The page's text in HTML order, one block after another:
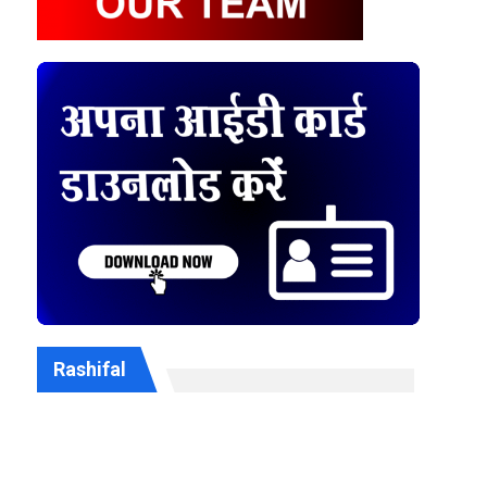
Rashifal